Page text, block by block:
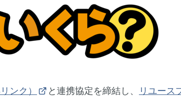
ンク） と連携協定を締結し、
リユース